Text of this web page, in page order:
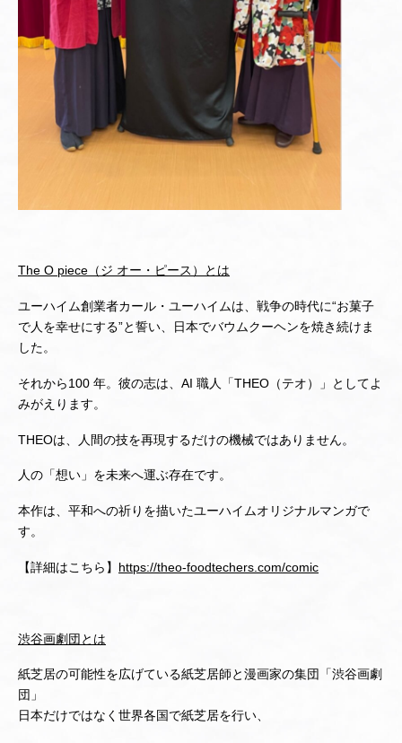
The O piece（ジ オー・ピース）とは
ユーハイム創業者カール・ユーハイムは、戦争の時代に“お菓子
で人を幸せにする”と誓い、日本でバウムクーヘンを焼き続けま
した。
それから100 年。彼の志は、AI 職人「THEO（テオ）」としてよ
みがえります。
THEOは、人間の技を再現するだけの機械ではありません。
人の「想い」を未来へ運ぶ存在です。
本作は、平和への祈りを描いたユーハイムオリジナルマンガで
す。
【詳細はこちら】 https://theo-foodtechers.com/comic
渋谷画劇団とは
紙芝居の可能性を広げている紙芝居師と漫画家の集団「渋谷画劇
団」
日本だけではなく世界各国で紙芝居を行い、